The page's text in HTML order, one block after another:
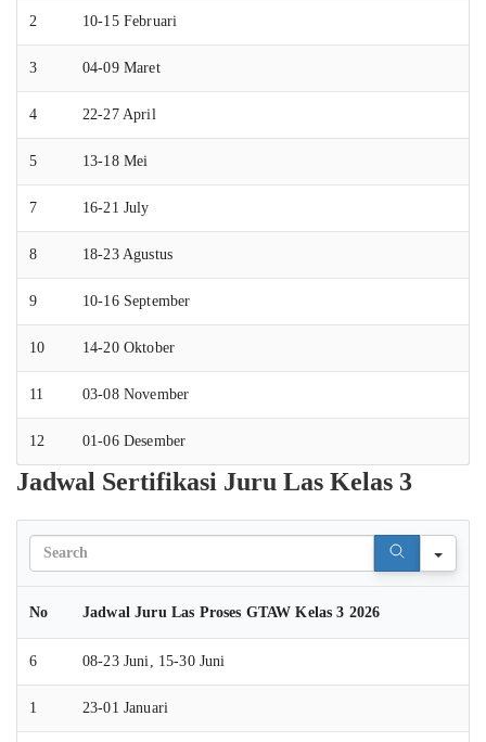
2 10-15 Februari
3 04-09 Maret
4 22-27 April
5 13-18 Mei
7 16-21 July
8 18-23 Agustus
9 10-16 September
10 14-20 Oktober
11 03-08 November
12 01-06 Desember
Jadwal Sertifikasi Juru Las Kelas 3
No Jadwal Juru Las Proses GTAW Kelas 3 2026
6 08-23 Juni, 15-30 Juni
1 23-01 Januari